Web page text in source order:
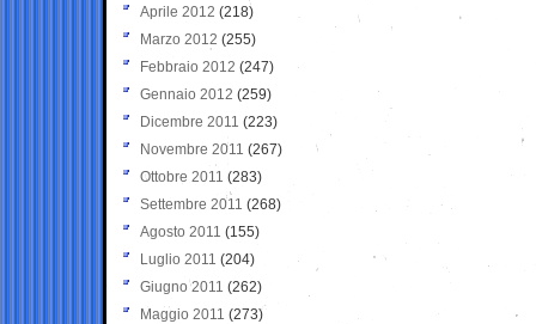
Aprile 2012 (218)
Marzo 2012 (255)
Febbraio 2012 (247)
Gennaio 2012 (259)
Dicembre 2011 (223)
Novembre 2011 (267)
Ottobre 2011 (283)
Settembre 2011 (268)
Agosto 2011 (155)
Luglio 2011 (204)
Giugno 2011 (262)
Maggio 2011 (273)